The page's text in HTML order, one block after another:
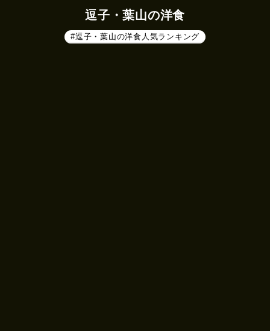
逗子・葉山の洋食
#逗子・葉山の洋食人気ランキング